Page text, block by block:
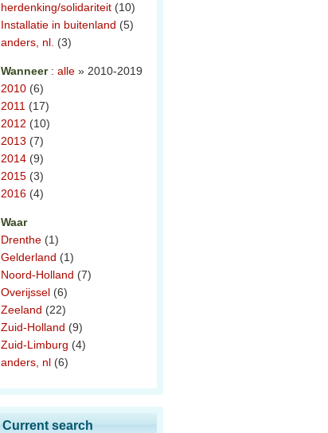
herdenking/solidariteit (10)
Installatie in buitenland (5)
anders, nl. (3)
Wanneer : alle » 2010-2019
2010 (6)
2011 (17)
2012 (10)
2013 (7)
2014 (9)
2015 (3)
2016 (4)
Waar
Drenthe (1)
Gelderland (1)
Noord-Holland (7)
Overijssel (6)
Zeeland (22)
Zuid-Holland (9)
Zuid-Limburg (4)
anders, nl (6)
Current search